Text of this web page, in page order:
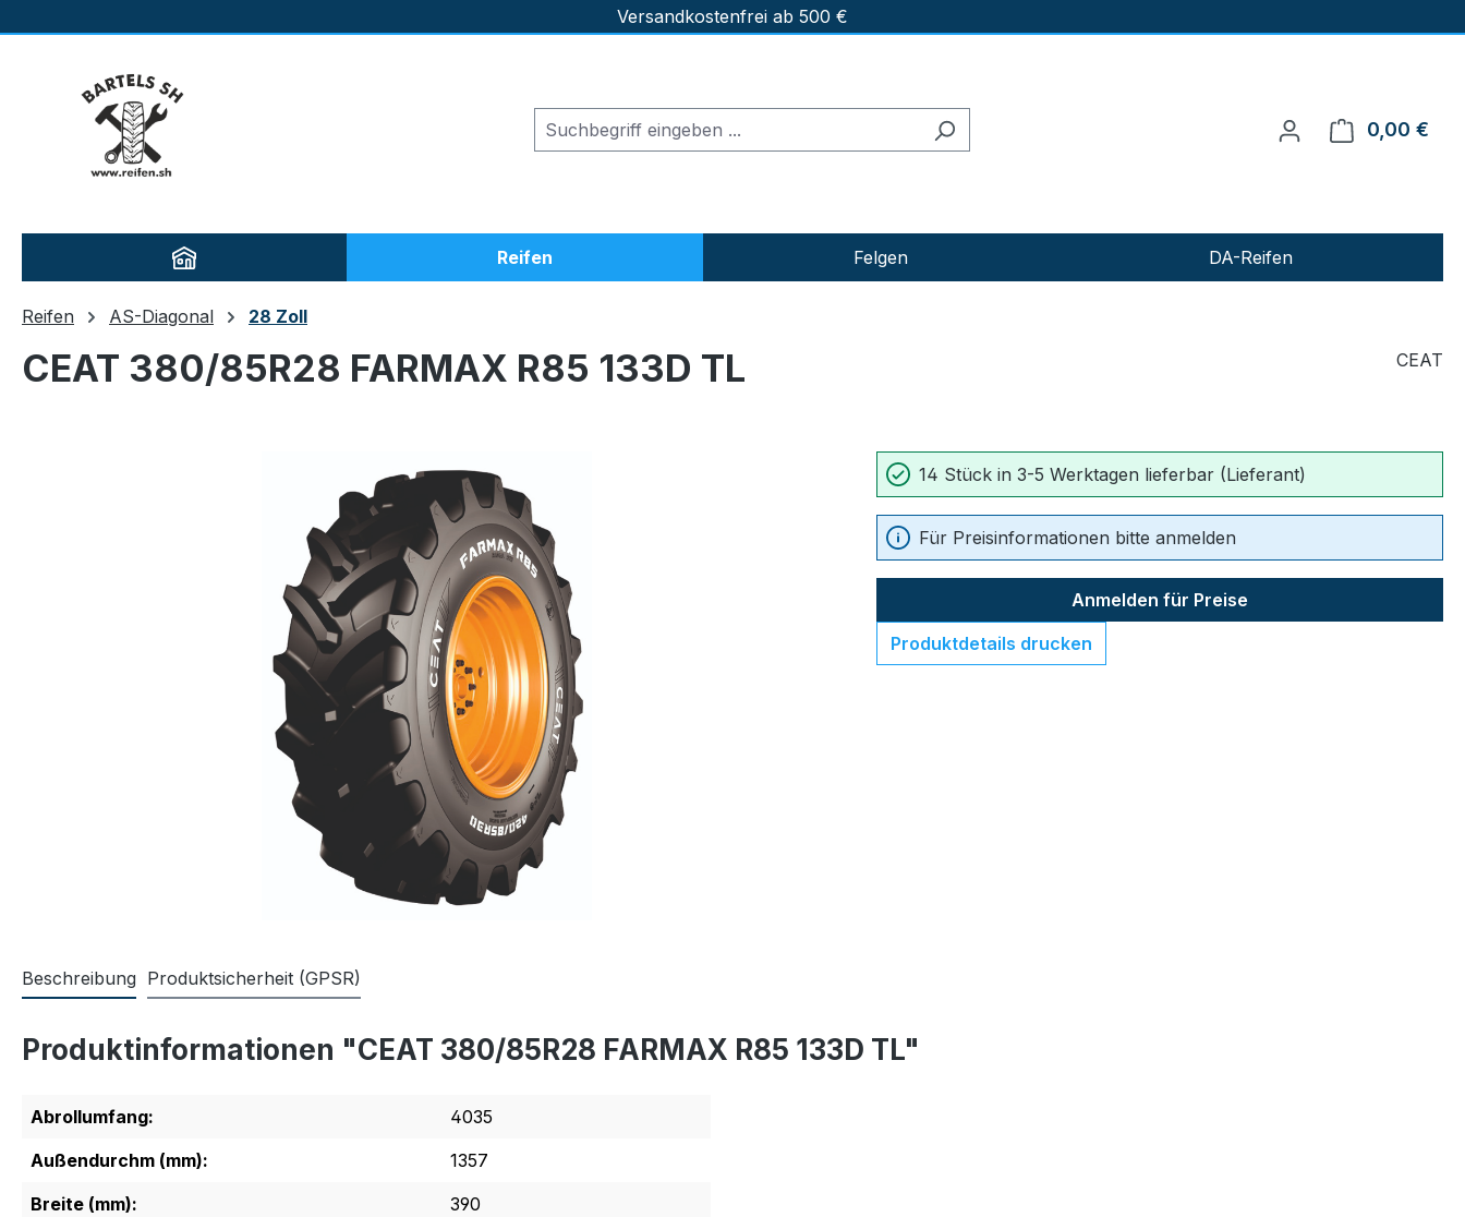
Versandkostenfrei ab 500 €
0,00 €
Reifen Felgen DA-Reifen
Reifen AS-Diagonal 28 Zoll
CEAT 380/85R28 FARMAX R85 133D TL CEAT
14 Stück in 3-5 Werktagen lieferbar (Lieferant)
Für Preisinformationen bitte anmelden
Anmelden für Preise
Produktdetails drucken
Beschreibung Produktsicherheit (GPSR)
Produktinformationen "CEAT 380/85R28 FARMAX R85 133D TL"
Abrollumfang:
4035
Außendurchm (mm):
1357
Breite (mm):
390